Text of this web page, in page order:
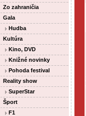
Zo zahraničia
Gala
Hudba
Kultúra
Kino, DVD
Knižné novinky
Pohoda festival
Reality show
SuperStar
Šport
F1